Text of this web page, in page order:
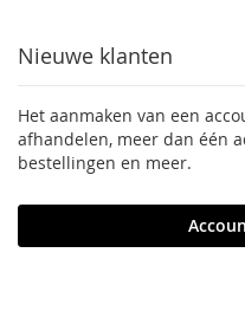
Nieuwe klanten
Het aanmaken van een
afhandelen, meer dan één
bestellingen en meer.